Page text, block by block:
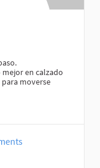
mejor en calzado
moverse